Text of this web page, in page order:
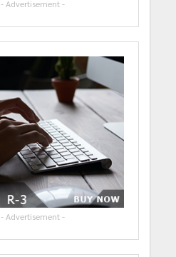
- Advertisement -
- Advertisement -